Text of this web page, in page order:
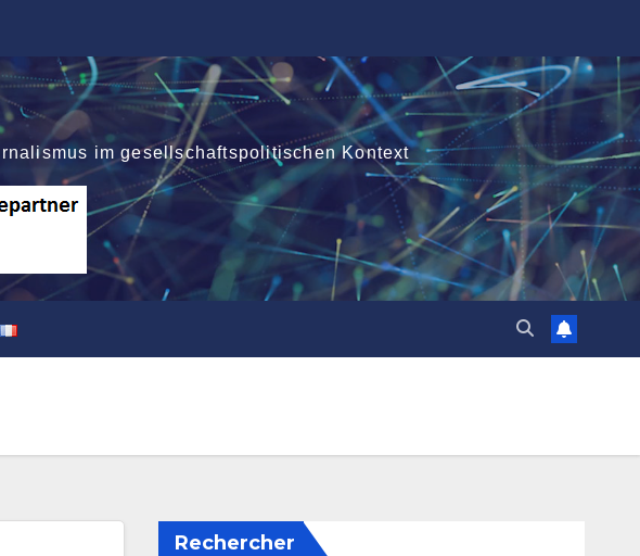
im gesellschaftspolitischen Kontext
Rechercher